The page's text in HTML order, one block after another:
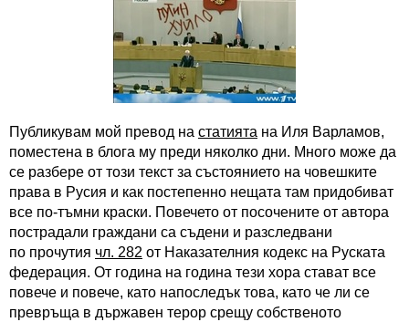
Публикувам мой превод на статията на Иля Варламов,
поместена в блога му преди няколко дни. Много може да
се разбере от този текст за състоянието на човешките
права в Русия и как постепенно нещата там придобиват
все по-тъмни краски. Повечето от посочените от автора
пострадали граждани са съдени и разследвани
по прочутия чл. 282 от Наказателния кодекс на Руската
федерация. От година на година тези хора стават все
повече и повече, като напоследък това, като че ли се
превръща в държавен терор срещу собственото